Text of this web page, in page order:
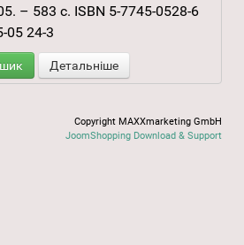
– 583 с. ISBN 5-7745-0528-6
05 24-3
Детальніше
Copyright MAXXmarketing GmbH
JoomShopping Download & Support